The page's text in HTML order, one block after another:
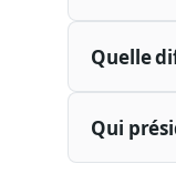
Quelle
Qui